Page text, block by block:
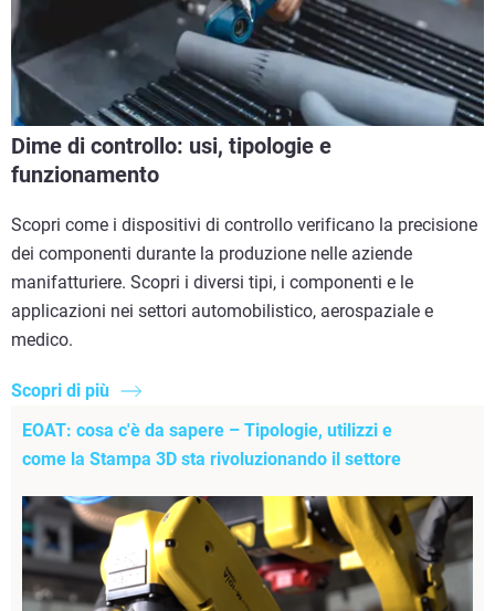
Dime di controllo: usi, tipologie e
funzionamento
Scopri come i dispositivi di controllo verificano la precisione
dei componenti durante la produzione nelle aziende
manifatturiere. Scopri i diversi tipi, i componenti e le
applicazioni nei settori automobilistico, aerospaziale e
medico.
Scopri di più
EOAT: cosa c'è da sapere – Tipologie, utilizzi e
come la Stampa 3D sta rivoluzionando il settore